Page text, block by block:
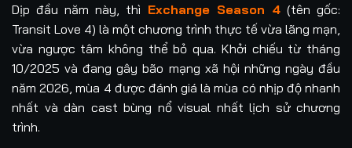
Dịp đầu năm này, thì Exchange Season 4(tên gốc:
Transit Love 4) là một chương trình thực tế vừa lãng mạn,
vừa ngược tâm không thể bỏ qua. Khởi chiếu từ tháng
10/2025 và đang gây bão mạng xã hội những ngày đầu
năm 2026, mùa 4 được đánh giá là mùa có nhịp độ nhanh
nhất và dàn cast bùng nổ visual nhất lịch sử chương
trình.